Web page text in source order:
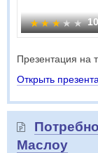
Презентация на
Открыть
Маслоу